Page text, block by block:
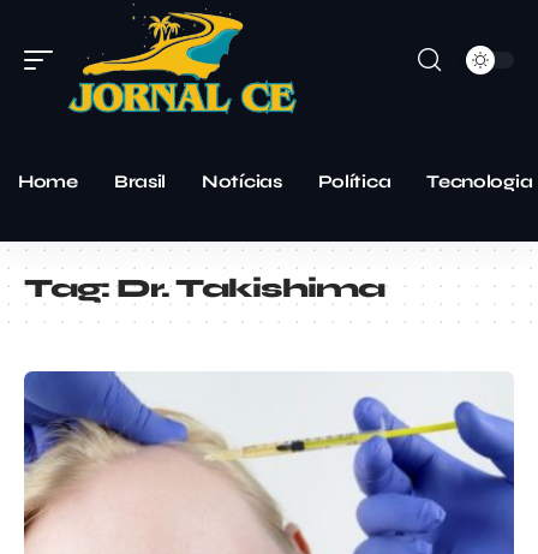
Home Brasil Notícias Política Tecnologia
Tag:Dr. Takishima